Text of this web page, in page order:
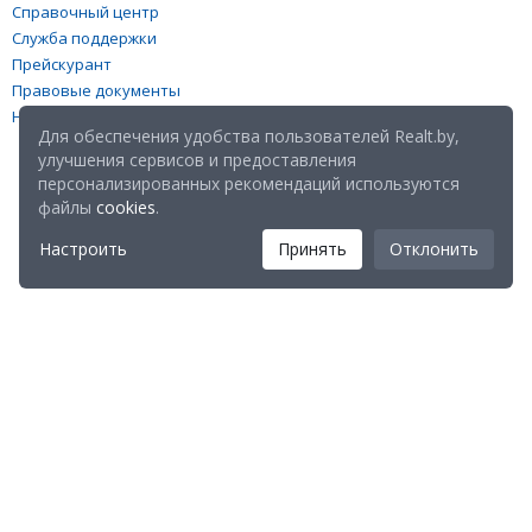
Справочный центр
Служба поддержки
Прейскурант
Правовые документы
Настройка файлов cookies
Для обеспечения удобства пользователей Realt.by,
улучшения сервисов и предоставления
персонализированных рекомендаций используются
файлы cookies.
Настроить
Принять Отклонить